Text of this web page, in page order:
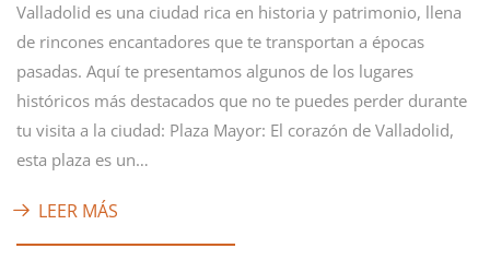
Valladolid es una ciudad rica en historia y patrimonio, llena
de rincones encantadores que te transportan a épocas
pasadas. Aquí te presentamos algunos de los lugares
históricos más destacados que no te puedes perder durante
tu visita a la ciudad: Plaza Mayor: El corazón de Valladolid,
esta plaza es un…
LEER MÁS